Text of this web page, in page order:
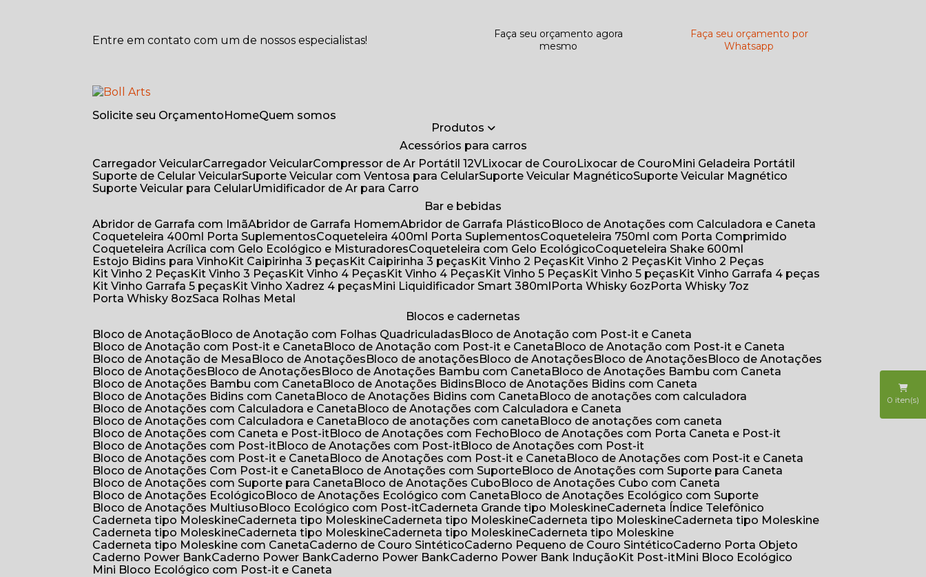
Entre em contato com um de nossos especialistas!
Faça seu orçamento agora
mesmo
Faça seu orçamento por
Whatsapp
Solicite seu Orçamento Home
Quem somos
Produtos
Acessórios para carros
Carregador Veicular
Carregador Veicular Compressor de Ar Portátil 12V Lixocar de Couro Lixocar de Couro
Mini Geladeira Portátil
Suporte de Celular Veicular Suporte Veicular com Ventosa para Celular Suporte Veicular Magnético
Suporte Veicular Magnético
Suporte Veicular para Celular
Umidificador de Ar para Carro
Bar e bebidas
Abridor de Garrafa com Imã
Abridor de Garrafa Homem Abridor de Garrafa Plástico
Bloco de Anotações com Calculadora e Caneta
Coqueteleira 400ml Porta Suplementos
Coqueteleira 400ml Porta Suplementos
Coqueteleira 750ml com Porta Comprimido
Coqueteleira Acrílica com Gelo Ecológico e Misturadores
Coqueteleira com Gelo Ecológico
Coqueteleira Shake 600ml
Estojo Bidins para Vinho
Kit Caipirinha 3 peças Kit Caipirinha 3 peças Kit Vinho 2 Peças Kit Vinho 2 Peças
Kit Vinho 2 Peças
Kit Vinho 2 Peças
Kit Vinho 3 Peças Kit Vinho 4 Peças Kit Vinho 4 Peças Kit Vinho 5 Peças Kit Vinho 5 peças
Kit Vinho Garrafa 4 peças
Kit Vinho Garrafa 5 peças
Kit Vinho Xadrez 4 peças Mini Liquidificador Smart 380ml Porta Whisky 6oz
Porta Whisky 7oz
Porta Whisky 8oz
Saca Rolhas Metal
Blocos e cadernetas
Bloco de Anotação
Bloco de Anotação com Folhas Quadriculadas
Bloco de Anotação com Post-it e Caneta
Bloco de Anotação com Post-it e Caneta
Bloco de Anotação com Post-it e Caneta
Bloco de Anotação com Post-it e Caneta
Bloco de Anotação de Mesa
Bloco de Anotações Bloco de anotações Bloco de Anotações Bloco de Anotações
Bloco de Anotações
Bloco de Anotações
Bloco de Anotações Bloco de Anotações Bambu com Caneta
Bloco de Anotações Bambu com Caneta
Bloco de Anotações Bambu com Caneta
Bloco de Anotações Bidins
Bloco de Anotações Bidins com Caneta
Bloco de Anotações Bidins com Caneta
Bloco de Anotações Bidins com Caneta
Bloco de anotações com calculadora
Bloco de Anotações com Calculadora e Caneta
Bloco de Anotações com Calculadora e Caneta
Bloco de Anotações com Calculadora e Caneta
Bloco de anotações com caneta
Bloco de anotações com caneta
Bloco de Anotações com Caneta e Post-it
Bloco de Anotações com Fecho
Bloco de Anotações com Porta Caneta e Post-it
Bloco de Anotações com Post-it
Bloco de Anotações com Post-it
Bloco de Anotações com Post-it
Bloco de Anotações com Post-it e Caneta
Bloco de Anotações com Post-it e Caneta
Bloco de Anotações com Post-it e Caneta
Bloco de Anotações Com Post-it e Caneta
Bloco de Anotações com Suporte
Bloco de Anotações com Suporte para Caneta
Bloco de Anotações com Suporte para Caneta
Bloco de Anotações Cubo
Bloco de Anotações Cubo com Caneta
Bloco de Anotações Ecológico
Bloco de Anotações Ecológico com Caneta
Bloco de Anotações Ecológico com Suporte
Bloco de Anotações Multiuso
Bloco Ecológico com Post-it Caderneta Grande tipo Moleskine
Caderneta Índice Telefônico
Caderneta tipo Moleskine
Caderneta tipo Moleskine Caderneta tipo Moleskine Caderneta tipo Moleskine
Caderneta tipo Moleskine
Caderneta tipo Moleskine
Caderneta tipo Moleskine Caderneta tipo Moleskine
Caderneta tipo Moleskine
Caderneta tipo Moleskine com Caneta
Caderno de Couro Sintético Caderno Pequeno de Couro Sintético
Caderno Porta Objeto
Caderno Power Bank
Caderno Power Bank Caderno Power Bank Caderno Power Bank Indução Kit Post-it
Mini Bloco Ecológico
Mini Bloco Ecológico com Post-it e Caneta
0 iten(s)